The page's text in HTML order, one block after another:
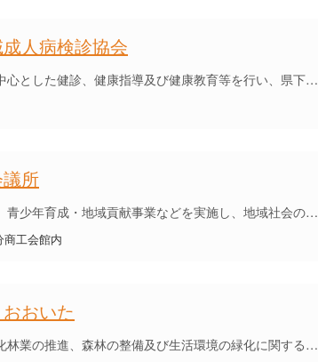
人病検診協会
心とした健診、健康指導及び健康教育等を行い、県下…
所
青少年育成・地域貢献事業などを実施し、地域社会の…
商工会館内
おいた
林業の推進、森林の整備及び生活環境の緑化に関する…